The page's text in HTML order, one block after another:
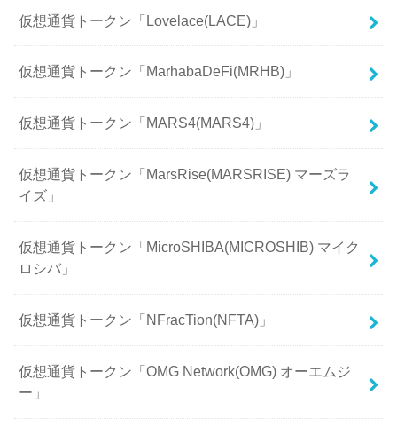
仮想通貨トークン「Lovelace(LACE)」
仮想通貨トークン「MarhabaDeFi(MRHB)」
仮想通貨トークン「MARS4(MARS4)」
仮想通貨トークン「MarsRise(MARSRISE) マーズラ
イズ」
仮想通貨トークン「MicroSHIBA(MICROSHIB) マイク
ロシバ」
仮想通貨トークン「NFracTion(NFTA)」
仮想通貨トークン「OMG Network(OMG) オーエムジ
ー」